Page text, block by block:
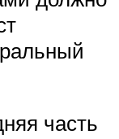
часть